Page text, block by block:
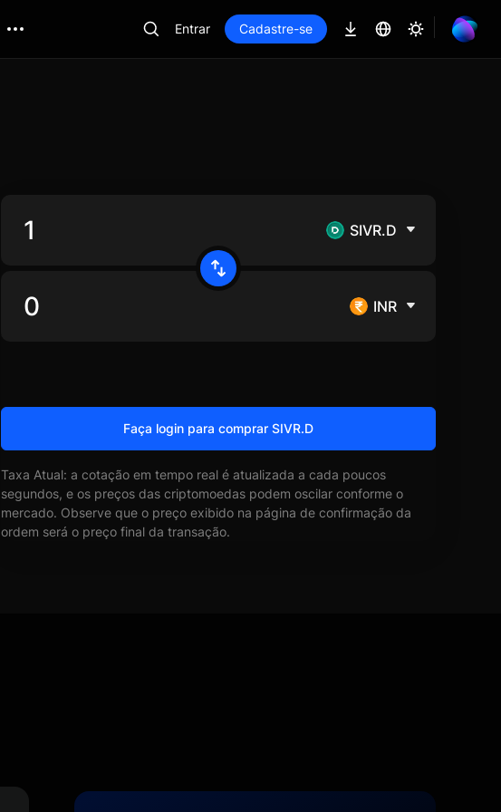
Entrar Cadastre-se
SIVR.D
INR
Faça login para comprar SIVR.D
Taxa Atual: a cotação em tempo real é atualizada a cada poucos
segundos, e os preços das criptomoedas podem oscilar conforme o
mercado. Observe que o preço exibido na página de confirmação da
ordem será o preço final da transação.